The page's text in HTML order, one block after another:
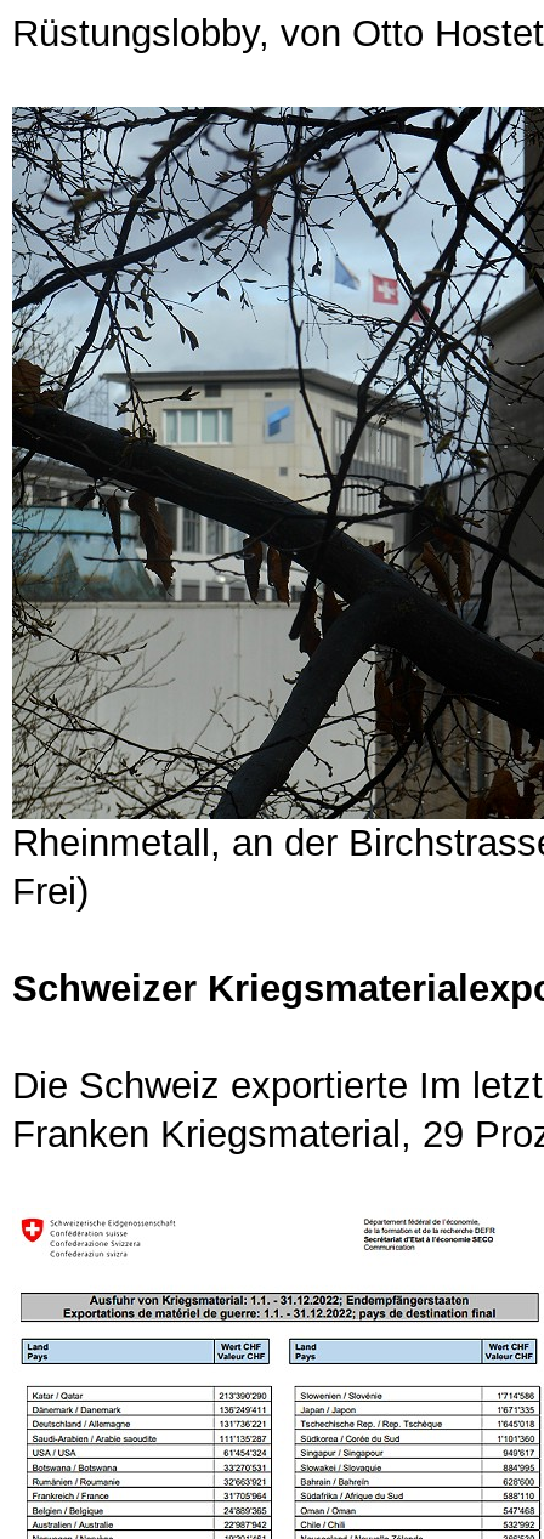
Rüstungslobby, von Otto
Rheinmetall, an der
Frei)
Schweizer
Die Schweiz exportierte Im
Franken Kriegsmaterial, 29